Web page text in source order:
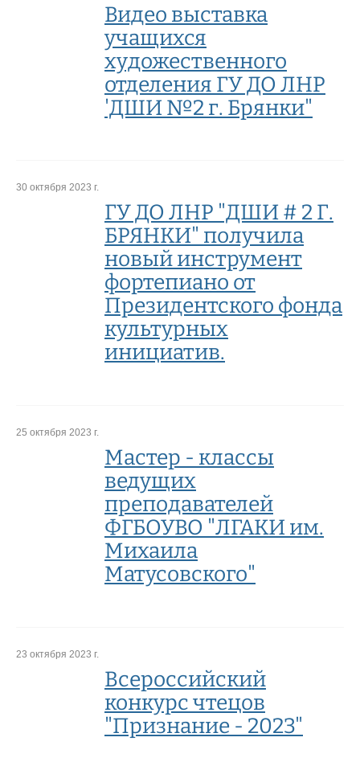
Видео выставка
учащихся
художественного
отделения ГУ ДО ЛНР
'ДШИ №2 г. Брянки"
30 октября 2023 г.
ГУ ДО ЛНР "ДШИ # 2 Г.
БРЯНКИ" получила
новый инструмент
фортепиано от
Президентского фонда
культурных
инициатив.
25 октября 2023 г.
Мастер - классы
ведущих
преподавателей
ФГБОУВО "ЛГАКИ им.
Михаила
Матусовского"
23 октября 2023 г.
Всероссийский
конкурс чтецов
"Признание - 2023"